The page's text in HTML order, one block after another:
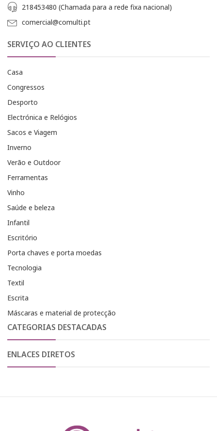
218453480 (Chamada para a rede fixa nacional)
comercial@comulti.pt
SERVIÇO AO CLIENTES
Casa
Congressos
Desporto
Electrónica e Relógios
Sacos e Viagem
Inverno
Verão e Outdoor
Ferramentas
Vinho
Saúde e beleza
Infantil
Escritório
Porta chaves e porta moedas
Tecnologia
Textil
Escrita
Máscaras e material de protecção
CATEGORIAS DESTACADAS
ENLACES DIRETOS